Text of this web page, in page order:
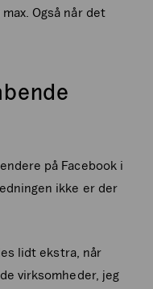
Også når det
på Facebook i
ikke er der
lidt ekstra, når
virksomheder, jeg